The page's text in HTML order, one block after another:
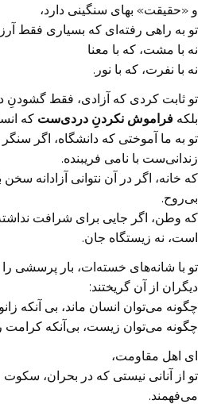
و «حقیقت» بهای سنگینی دارد،
تو به راهی رفته‌ای که بسیاری فقط
نه با مشت، که با معنا
نه با نفرت، که با نور.
تو ثابت کردی که آزادی، فقط گشودنِ
بلکه فراموش نکردنِ دردی‌ست که
تو به ما آموختی که دانشگاه، اگر
زندانی‌ست با نامی فریبنده.
که خانه، اگر در آن نتوانی آزادانه
بی‌روح.
که وطن، اگر جایی برای شرافت
است، نه زیستگاه جان.
تو با شانه‌های خسته‌ات، بار پرسشی
دیگران از آن گریختند:
چگونه می‌توان انسان ماند، بی آنکه
چگونه می‌توان زیست، بی‌آنکه کرامت
ای اهل مقاومت،
تو از آنانی نیستی که در بحران، سکوت
می‌فهمند.